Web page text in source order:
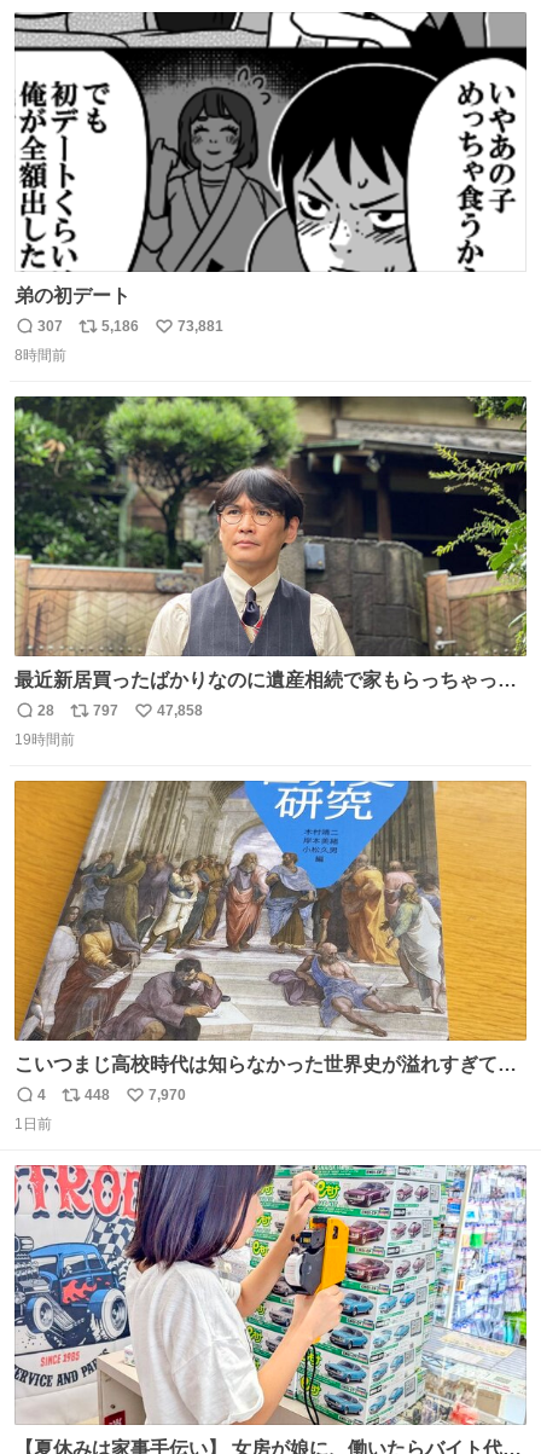
ト
数
数
弟の初デート
返
信
307
リ
ト
数
5,186
い
数
73,881
8時間前
最近新居買ったばかりなのに遺産相続で家もらっちゃった
長男
返
信
28
リ
ポ
数
797
い
数
47,858
19時間前
こいつまじ高校時代は知らなかった世界史が溢れすぎてて
𝑩𝑰𝑮 𝑳𝑶𝑽𝑬＿＿
返
信
4
リ
ト
数
448
い
数
7,970
1日前
【夏休みは家事手伝い】 女房が娘に、働いたらバイト代も